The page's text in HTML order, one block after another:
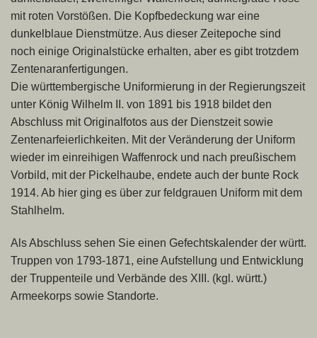
mit roten Vorstößen. Die Kopfbedeckung war eine
dunkelblaue Dienstmütze. Aus dieser Zeitepoche sind
noch einige Originalstücke erhalten, aber es gibt trotzdem
Zentenaranfertigungen.
Die württembergische Uniformierung in der Regierungszeit
unter König Wilhelm II. von 1891 bis 1918 bildet den
Abschluss mit Originalfotos aus der Dienstzeit sowie
Zentenarfeierlichkeiten. Mit der Veränderung der Uniform
wieder im einreihigen Waffenrock und nach preußischem
Vorbild, mit der Pickelhaube, endete auch der bunte Rock
1914. Ab hier ging es über zur feldgrauen Uniform mit dem
Stahlhelm.
Als Abschluss sehen Sie einen Gefechtskalender der württ.
Truppen von 1793-1871, eine Aufstellung und Entwicklung
der Truppenteile und Verbände des XIII. (kgl. württ.)
Armeekorps sowie Standorte.